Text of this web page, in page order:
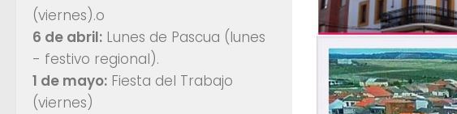
(viernes).o
6 de abril: Lunes de Pascua (lunes
- festivo regional).
1 de mayo: Fiesta del Trabajo
(viernes)